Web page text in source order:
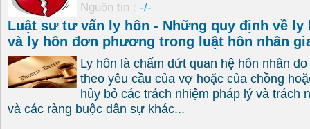
Nguồn tin : -/-
Luật sư tư vấn ly hôn - Những quy định về ly
và ly hôn đơn phương trong luật hôn nhân
Ly hôn là chấm dứt quan hệ hôn nhân
theo yêu cầu của vợ hoặc của chồng
hủy bỏ các trách nhiệm pháp lý và trách
và các ràng buộc dân sự khác...